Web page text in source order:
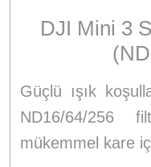
DJI Mini 3
Güçlü ışık
ND16/64/256
mükemmel kare